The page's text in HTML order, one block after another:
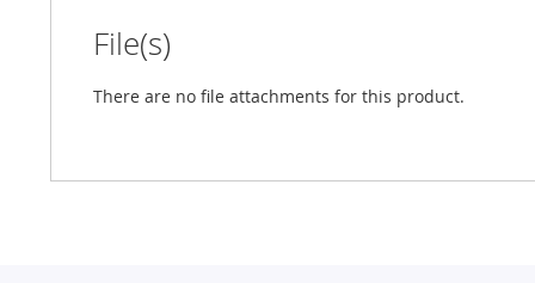
File(s)
There are no file attachments for this product.